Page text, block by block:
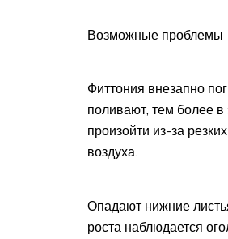
Возможные проблемы
Фиттония внезапно
поливают, тем более
произойти из-за
воздуха.
Опадают нижние
роста наблюдается